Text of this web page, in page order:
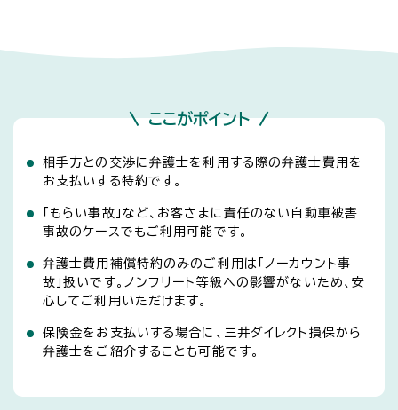
ここがポイント
相手方との交渉に弁護士を利用する際の弁護士費用を
お支払いする特約です。
「もらい事故」など、お客さまに責任のない自動車被害
事故のケースでもご利用可能です。
弁護士費用補償特約のみのご利用は「ノーカウント事
故」扱いです。ノンフリート等級への影響がないため、安
心してご利用いただけます。
保険金をお支払いする場合に、三井ダイレクト損保から
弁護士をご紹介することも可能です。